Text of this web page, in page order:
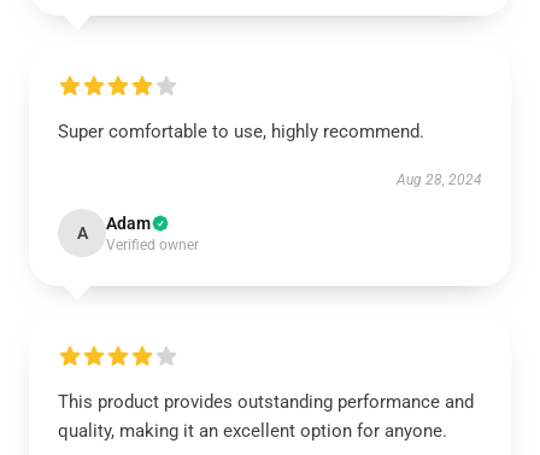
Super comfortable to use, highly recommend.
Aug 28, 2024
A Adam
Verified owner
This product provides outstanding performance and
quality, making it an excellent option for anyone.